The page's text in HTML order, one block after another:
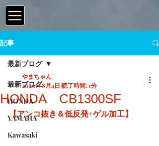
記事
最新ブログ
HONDA
YAMAHA
Kawasaki
最新ブログ
HONDA CB1300SF
やまちゃん
2020年8月4日 読了時間: 1分
【アンコ抜き＆低反発+ゲル加工】